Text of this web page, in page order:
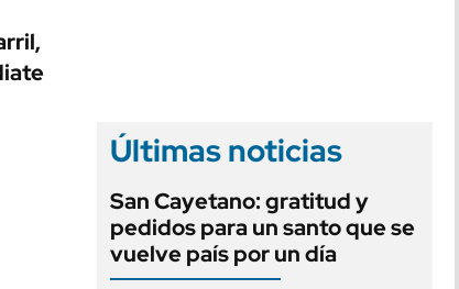
Últimas noticias
San Cayetano: gratitud y
pedidos para un santo que se
vuelve país por un día